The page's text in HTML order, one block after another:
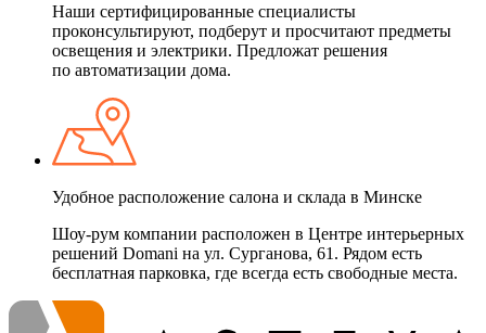
Наши сертифицированные специалисты
проконсультируют, подберут и просчитают предметы
освещения и электрики. Предложат решения
по автоматизации дома.
Удобное расположение салона и склада в Минске
Шоу-рум компании расположен в Центре интерьерных
решений Domani на ул. Сурганова, 61. Рядом есть
бесплатная парковка, где всегда есть свободные места.